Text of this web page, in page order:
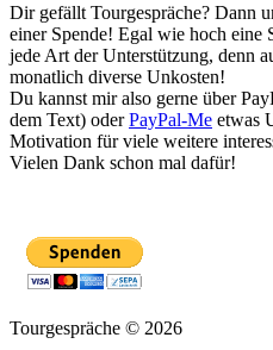
Dir gefällt Tourgespräche? Dann
einer Spende! Egal wie hoch eine
jede Art der Unterstützung, denn
monatlich diverse Unkosten!
Du kannst mir also gerne über
dem Text) oderPayPal-Me etwas
Motivation für viele weitere
Vielen Dank schon mal dafür!
Tourgespräche © 2026